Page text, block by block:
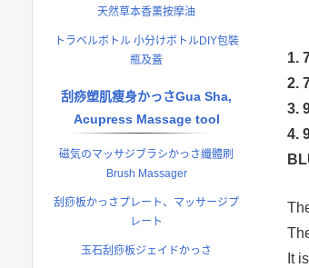
天然草本香薰按摩油
トラベルボトル 小分けボトルDIY包裝
瓶及蓋
刮痧塑肌瘦身かっさGua Sha,
Acupress Massage tool
磁気のマッサジブラシかっさ纖體刷
Brush Massager
刮痧板かっさプレート、マッサージプ
レート
玉石刮痧板ジェイドかっさ
1.
2.
3.
4.
It